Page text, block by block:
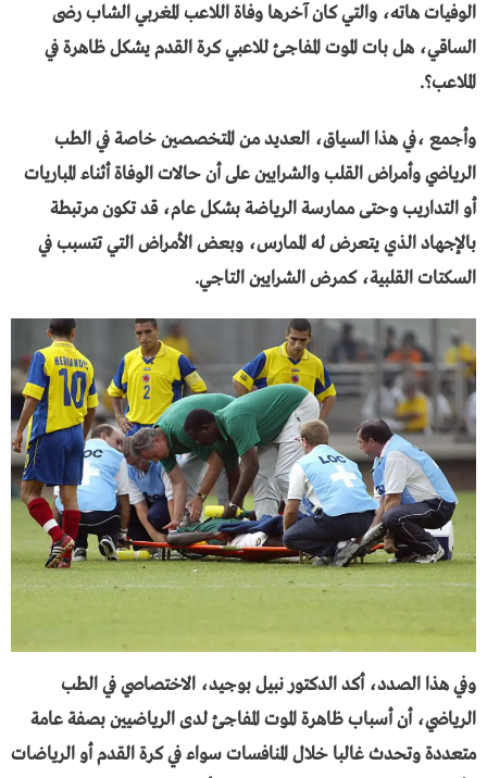
الوفيات هاته، والتي كان آخرها وفاة اللاعب المغربي الشاب رضى
الساقي، هل بات الموت المفاجئ للاعبي كرة القدم يشكل ظاهرة في
الملاعب؟.
وأجمع ،في هذا السياق، العديد من المتخصصين خاصة في الطب
الرياضي وأمراض القلب والشرايين على أن حالات الوفاة أثناء المباريات
أو التداريب وحتى ممارسة الرياضة بشكل عام، قد تكون مرتبطة
بالإجهاد الذي يتعرض له الممارس، وبعض الأمراض التي تتسبب في
السكتات القلبية، كمرض الشرايين التاجي.
وفي هذا الصدد، أكد الدكتور نبيل بوجيد، الاختصاصي في الطب
الرياضي، أن أسباب ظاهرة الموت المفاجئ لدى الرياضيين بصفة عامة
متعددة وتحدث غالبا خلال المنافسات سواء في كرة القدم أو الرياضات